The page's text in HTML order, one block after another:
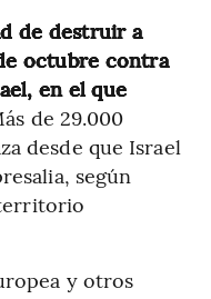
de destruir a
octubre contra
en el que
de 29.000
desde que Israel
según
y otros